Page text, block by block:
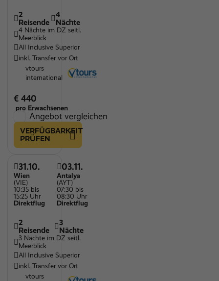
2
Reisende
4
Nächte
4 Nächte im DZ seitl.
Meerblick
All Inclusive Superior
inkl. Transfer vor Ort
vtours
international
€ 440
pro Erwachsenen
Angebot vergleichen
VERFÜGBARKEIT
PRÜFEN
31.10.
Wien
(VIE)
10:35 bis
15:25 Uhr
Direktflug
03.11.
Antalya
(AYT)
07:30 bis
08:30 Uhr
Direktflug
2
Reisende
3
Nächte
3 Nächte im DZ seitl.
Meerblick
All Inclusive Superior
inkl. Transfer vor Ort
vtours